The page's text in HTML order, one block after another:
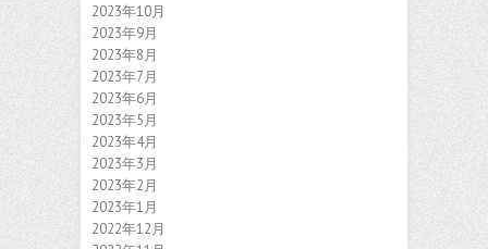
2023年10月
2023年9月
2023年8月
2023年7月
2023年6月
2023年5月
2023年4月
2023年3月
2023年2月
2023年1月
2022年12月